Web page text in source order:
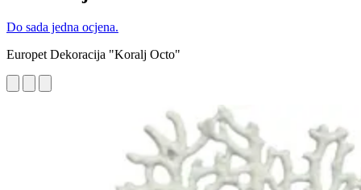
Do sada jedna ocjena.
Europet Dekoracija "Koralj Octo"